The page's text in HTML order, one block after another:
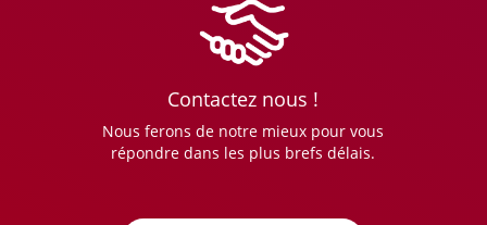
Contactez nous !
Nous ferons de notre mieux pour vous
répondre dans les plus brefs délais.